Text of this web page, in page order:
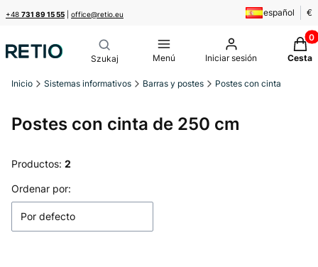
+48 731 89 15 55 office@retio.eu español €
Menú Iniciar sesión Cesta
Inicio Sistemas informativos Barras y postes Postes con cinta
Postes con cinta de 250 cm
Productos: 2
Lista de productos
Ordenar por:
Por defecto